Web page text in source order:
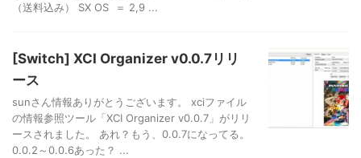
（送料込み） SX OS ＝ 2,9 ...
[Switch] XCI Organizer v0.0.7リリ
ース
sunさん情報ありがとうございます。 xciファイル
の情報参照ツール「XCI Organizer v0.0.7」がリリ
ースされました。 あれ？もう、0.0.7になってる。
0.0.2～0.0.6あった？ ...